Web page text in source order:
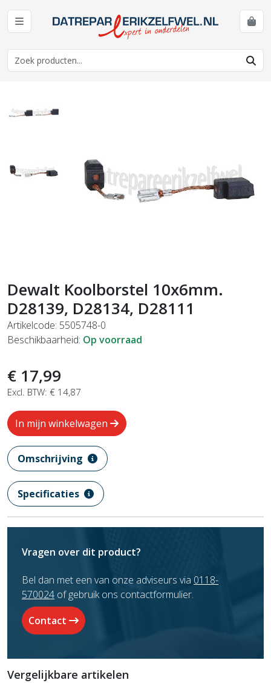
Dewalt Koolborstel 10x6mm.
D28139, D28134, D28111
Artikelcode: 5505748-0
Beschikbaarheid: Op voorraad
€ 17,99
Excl. BTW: € 14,87
In mijn winkelwagen
Omschrijving
Specificaties
Vragen over dit product?
Bel dan met een van onze adviseurs via 0118-
570024 of gebruik ons contactformulier.
Contact
Vergelijkbare artikelen